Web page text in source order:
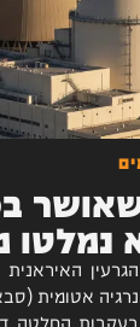
אטומית